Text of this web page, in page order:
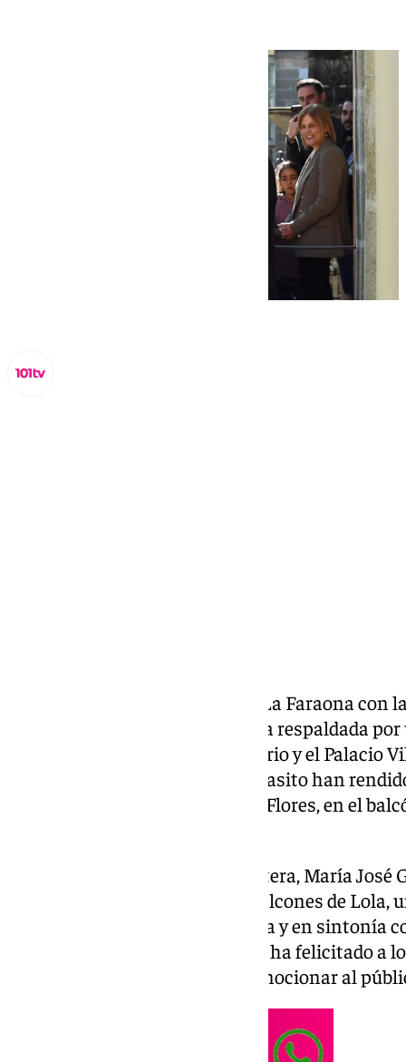
recuerda a La Faraona con
Balcones de Lola’. Una iniciativa respaldada
congregado en la calle Consistorio y el Palacio
Fernando Soto, Mara Rey y Tomasito han
único a la artista jerezana Lola Flores, en el
La alcaldesa de Jerez de la Frontera, María
carácter participativo de Los Balcones de
que define a la sociedad jerezana y en sintonía
Capital Europea de la Cultura, y ha felicitado
actuaciones que han logrado emocionar al